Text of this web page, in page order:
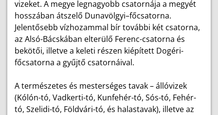
vizeket. A megye legnagyobb csatornája a megyét
hosszában átszelő Dunavölgyi–főcsatorna.
Jelentősebb vízhozammal bír további két csatorna,
az Alsó-Bácskában elterülő Ferenc-csatorna és
bekötői, illetve a keleti részen kiépített Dogéri-
főcsatorna a gyűjtő csatornáival.
A természetes és mesterséges tavak – állóvizek
(Kólón-tó, Vadkerti-tó, Kunfehér-tó, Sós-tó, Fehér-
tó, Szelidi-tó, Földvári-tó, és halastavak), illetve az